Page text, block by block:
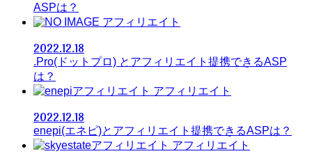
ASPは？
アフィリエイト
2022.12.18
.Pro(ドットプロ) とアフィリエイト提携できるASP
は？
アフィリエイト
2022.12.18
enepi(エネピ)とアフィリエイト提携できるASPは？
アフィリエイト